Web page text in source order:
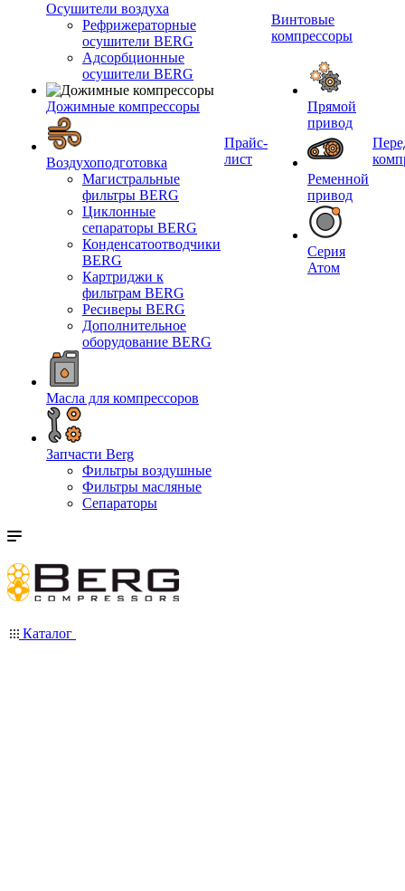
Осушители воздуха
Рефрижераторные
осушители BERG
Адсорбционные
осушители BERG
Дожимные компрессоры
Воздухоподготовка
Магистральные
фильтры BERG
Циклонные
сепараторы BERG
Конденсатоотводчики
BERG
Картриджи к
фильтрам BERG
Ресиверы BERG
Дополнительное
оборудование BERG
Масла для компрессоров
Запчасти Berg
Фильтры воздушные
Фильтры масляные
Сепараторы
Прайс-
лист
Винтовые
компрессоры
Прямой
привод
Ременной
привод
Серия
Атом
Каталог